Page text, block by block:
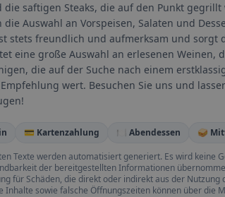
die saftigen Steaks, die auf den Punkt
Auswahl an Vorspeisen, Salaten und
stets freundlich und aufmerksam und sorgt
eine große Auswahl an erlesenen Weinen,
die auf der Suche nach einem
wert. Besuchen Sie uns und
💳 Kartenzahlung 🍽️ Abendessen
🥪
Texte werden automatisiert generiert. Es wird keine
der bereitgestellten Informationen
für Schäden, die direkt oder indirekt aus der Nutzung
Inhalte sowie falsche Öffnungszeiten können über die